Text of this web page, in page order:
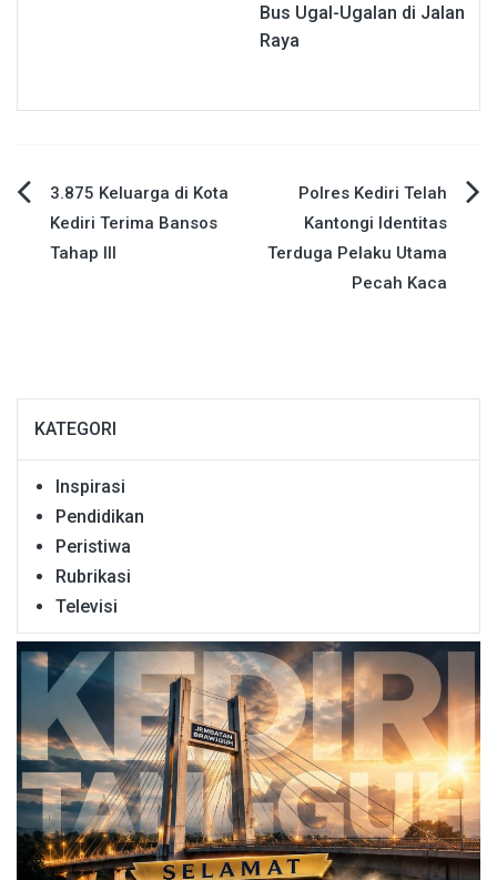
Bus Ugal-Ugalan di Jalan
Raya
Navigasi
pos
3.875 Keluarga di Kota
Kediri Terima Bansos
Tahap III
Polres Kediri Telah
Kantongi Identitas
Terduga Pelaku Utama
Pecah Kaca
KATEGORI
Inspirasi
Pendidikan
Peristiwa
Rubrikasi
Televisi